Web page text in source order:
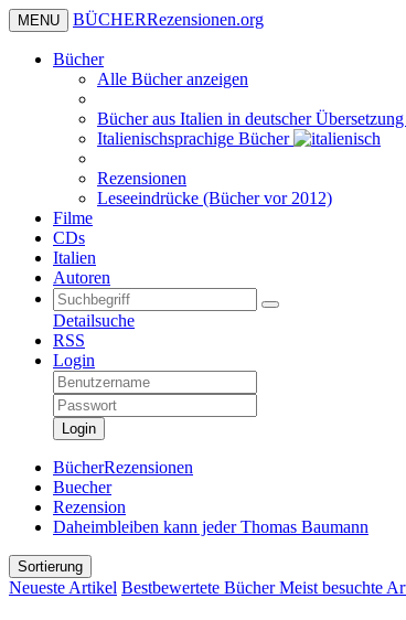
MENU BÜCHERRezensionen.org
Bücher
Alle Bücher anzeigen
Bücher aus Italien in deutscher Übersetzung
Italienischsprachige Bücher
Rezensionen
Leseeindrücke (Bücher vor 2012)
Filme
CDs
Italien
Autoren
Detailsuche
RSS
Login
Login
BücherRezensionen
Buecher
Rezension
Daheimbleiben kann jeder Thomas Baumann
Sortierung
Neueste Artikel Bestbewertete BücherMeist besuchte